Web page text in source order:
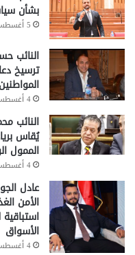
بشأن
5 أغسطس، 2026
النائب
ترسيخ
المواطنين
4 أغسطس، 2026
النائب
يُقاس
الممول
4 أغسطس، 2026
عادل
الأمن
الأسواق
4 أغسطس، 2026